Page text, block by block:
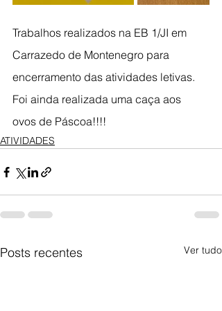
Trabalhos realizados na EB 1/JI em
Carrazedo de Montenegro para
encerramento das atividades letivas.
Foi ainda realizada uma caça aos
ovos de Páscoa!!!!
ATIVIDADES
Posts recentes Ver tudo